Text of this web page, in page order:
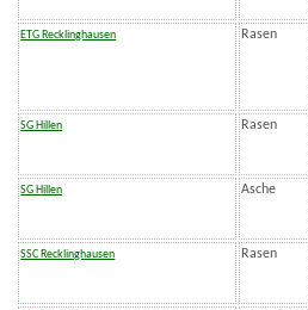
ETG Recklinghausen
Rasen
SG Hillen Rasen
SG Hillen Asche
SSC Recklinghausen Rasen